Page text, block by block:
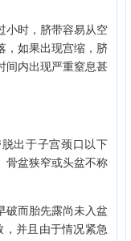
时，脐带容易从空
，如果出现宫缩，脐
间内出现严重窒息甚
出于子宫颈口以下
骨盆狭窄或头盆不称
而胎先露尚未入盆
并且由于情况紧急